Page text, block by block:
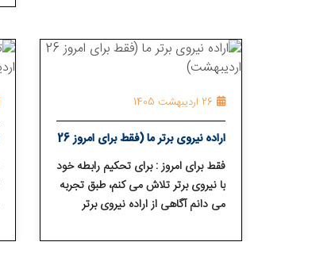
26 اردیبهشت 1405
اراده نیروی برتر ما (فقط برای امروز 26
اردیبهشت)
فقط برای امروز : برای تحکیم رابطه خود
با نیروی برتر تلاش می⁯ کنم، طبق تجربه
می ⁯دانم آگاهی از اراده نیروی برتر
آرامش به وجود می ⁯آورد.